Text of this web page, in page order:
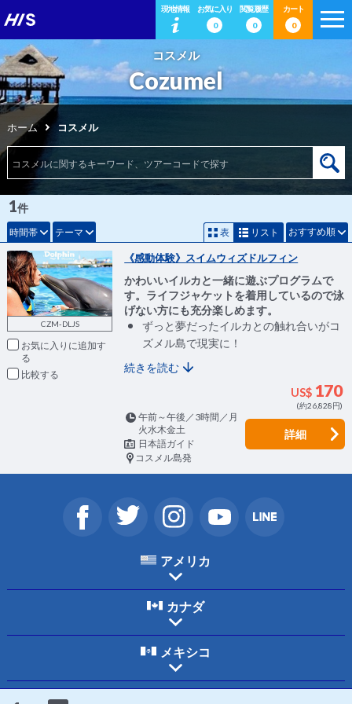
現地情報
お気に入り
0
閲覧履歴
0
カート
0
コスメル
Cozumel
ホーム コスメル
時間帯 テーマ
1件
表 リスト おすすめ順
CZM-DLJS
お気に入りに追加
比較
《感動体験》スイムウィズドルフィン
かわいいイルカと一緒に遊ぶプログラムで
す。ライフジャケットを着用しているので泳
げない方にも充分楽しめます。
ずっと夢だったイルカとの触れ合いがコ
ズメル島で現実に！
続きを読む
US$ 170
(約26,828円)
午前～午後／3時間／月
火水木金土
日本語ガイド
コスメル島発
詳細
アメリカ
カナダ
メキシコ